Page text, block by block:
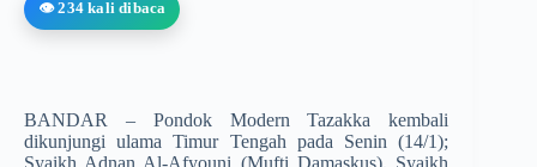
👁️ 234 kali dibaca
BANDAR – Pondok Modern Tazakka kembali
dikunjungi ulama Timur Tengah pada Senin (14/1);
Syaikh Adnan Al-Afyouni (Mufti Damaskus), Syaikh